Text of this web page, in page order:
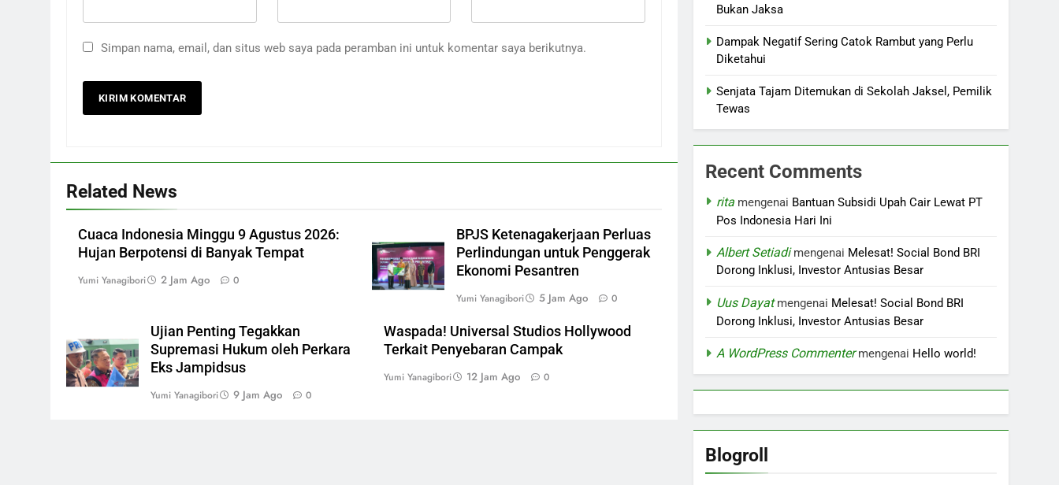
Simpan nama, email, dan situs web saya pada peramban ini untuk komentar saya berikutnya.
Related News
Cuaca Indonesia Minggu 9 Agustus 2026:
Hujan Berpotensi di Banyak Tempat
Yumi Yanagibori 2 Jam Ago 0
BPJS Ketenagakerjaan Perluas
Perlindungan untuk Penggerak
Ekonomi Pesantren
Yumi Yanagibori 5 Jam Ago 0
Ujian Penting Tegakkan
Supremasi Hukum oleh Perkara
Eks Jampidsus
Yumi Yanagibori 9 Jam Ago 0
Waspada! Universal Studios Hollywood
Terkait Penyebaran Campak
Yumi Yanagibori 12 Jam Ago 0
Bukan Jaksa
Dampak Negatif Sering Catok Rambut yang Perlu
Diketahui
Senjata Tajam Ditemukan di Sekolah Jaksel, Pemilik
Tewas
Recent Comments
rita mengenai Bantuan Subsidi Upah Cair Lewat PT
Pos Indonesia Hari Ini
Albert Setiadimengenai Melesat! Social Bond BRI
Dorong Inklusi, Investor Antusias Besar
Uus Dayatmengenai Melesat! Social Bond BRI
Dorong Inklusi, Investor Antusias Besar
A WordPress Commentermengenai Hello world!
Blogroll